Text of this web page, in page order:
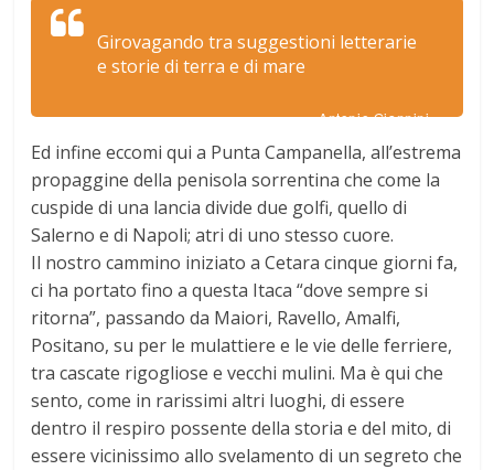
Girovagando tra suggestioni letterarie
e storie di terra e di mare
Antonio Giannini
Ed infine eccomi qui a Punta Campanella, all’estrema
propaggine della penisola sorrentina che come la
cuspide di una lancia divide due golfi, quello di
Salerno e di Napoli; atri di uno stesso cuore.
Il nostro cammino iniziato a Cetara cinque giorni fa,
ci ha portato fino a questa Itaca “dove sempre si
ritorna”, passando da Maiori, Ravello, Amalfi,
Positano, su per le mulattiere e le vie delle ferriere,
tra cascate rigogliose e vecchi mulini. Ma è qui che
sento, come in rarissimi altri luoghi, di essere
dentro il respiro possente della storia e del mito, di
essere vicinissimo allo svelamento di un segreto che